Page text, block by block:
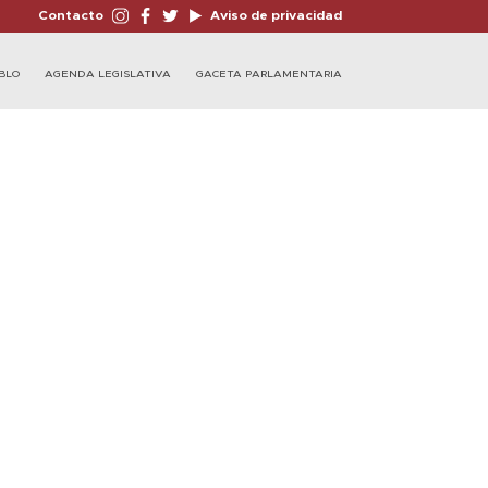
Contacto Aviso de privacidad
AGENDA LEGISLATIVA GACETA PARLAMENTARIA